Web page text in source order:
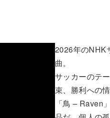
2026年のNHK
曲。
サッカーのテ
束、勝利への
「鳥 – Raven